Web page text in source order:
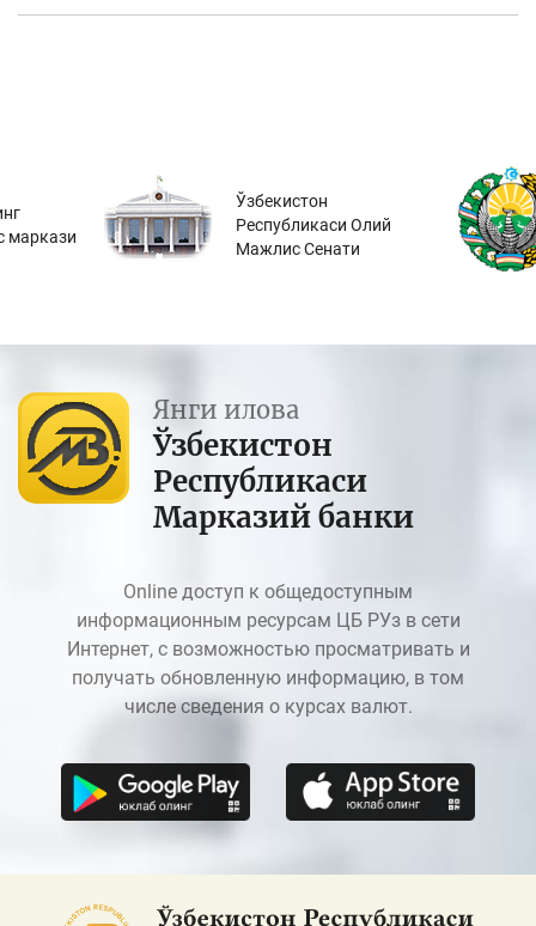
маркази
Ўзбекистон
Республикаси Олий
Мажлис Сенати
Янги илова
Ўзбекистон
Республикаси
Марказий банки
Online доступ к общедоступным
информационным ресурсам ЦБ РУз в сети
Интернет, с возможностью просматривать и
получать обновленную информацию, в том
числе сведения о курсах валют.